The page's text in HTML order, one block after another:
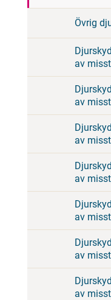
Övrig
av
av
av
av
av
av
av